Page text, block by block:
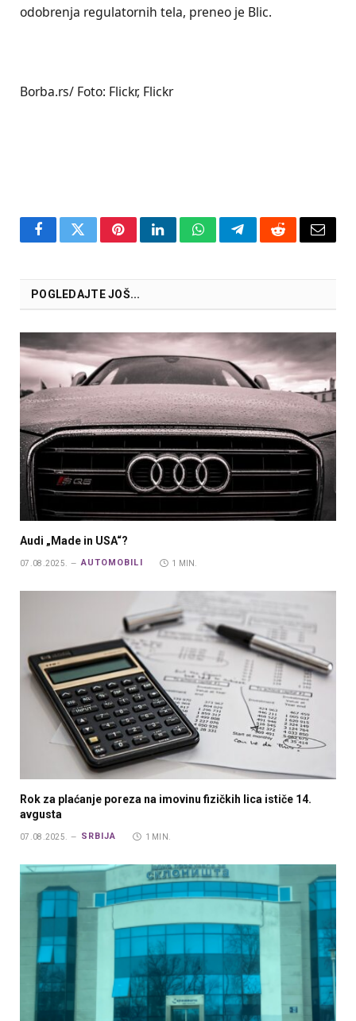
odobrenja regulatornih tela, preneo je Blic.
Borba.rs/ Foto: Flickr, Flickr
FacebookTwitterPinterestLinkedInWhatsAppTelegramRedditEmail
POGLEDAJTE JOŠ...
Audi „Made in USA“?
07.08.2025. AUTOMOBILI 1 MIN.
Rok za plaćanje poreza na imovinu fizičkih lica ističe 14.
avgusta
07.08.2025. SRBIJA 1 MIN.